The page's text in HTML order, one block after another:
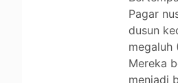
Pagar
dusun
megaluh
Mereka
menjadi